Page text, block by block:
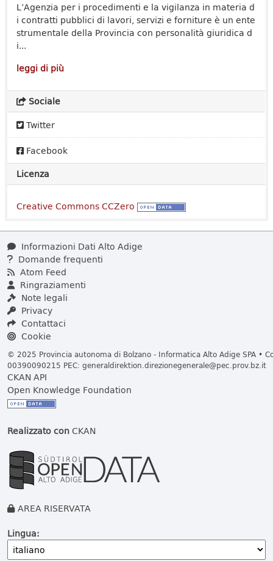
L’Agenzia per i procedimenti e la vigilanza in materia d
i contratti pubblici di lavori, servizi e forniture è un ente
strumentale della Provincia con personalità giuridica d
i...
leggi di più
Sociale
Twitter
Facebook
Licenza
Creative Commons CCZero
Informazioni Dati Alto Adige
Domande frequenti
Atom Feed
Ringraziamenti
Note legali
Privacy
Contattaci
Cookie
© 2025 Provincia autonoma di Bolzano - Informatica Alto Adige SPA •
00390090215 PEC: generaldirektion.direzionegenerale@pec.prov.bz.it
CKAN API
Open Knowledge Foundation
Realizzato conCKAN
AREA RISERVATA
Lingua